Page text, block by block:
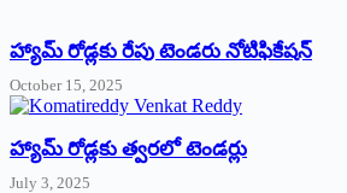
హ్యామ్‌ రోడ్లకు రేపు టెండరు నోటిఫికేషన్‌
October 15, 2025
హ్యామ్‌ రోడ్లకు త్వరలో టెండర్లు
July 3, 2025